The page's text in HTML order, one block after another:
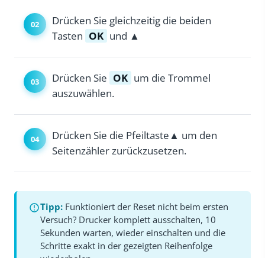
Drücken Sie gleichzeitig die beiden
Tasten OK und ▲
Drücken Sie OK um die Trommel
auszuwählen.
Drücken Sie die Pfeiltaste▲ um den
Seitenzähler zurückzusetzen.
Tipp: Funktioniert der Reset nicht beim ersten
Versuch? Drucker komplett ausschalten, 10
Sekunden warten, wieder einschalten und die
Schritte exakt in der gezeigten Reihenfolge